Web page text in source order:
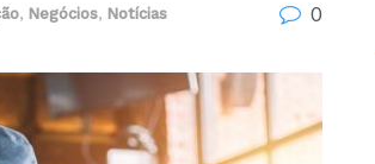
, Negócios, Notícias 0